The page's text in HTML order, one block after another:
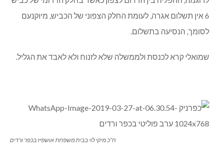
6 אין תשלום אגרה, לעומת החלק הצפוני של הכביש, מיוקנעם
לסומך, הנסיעה בתשלום.
שמואלי קרא לכנסת ולממשלה שלא לזנוח ולא לאבד את הגליל.
ח”כ מיקי לוי בבית משפחת אושפיז בכפר ורדים